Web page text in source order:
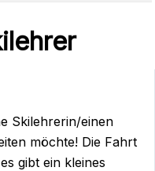
Skilehrerin/einen
möchte! Die Fahrt
gibt ein kleines